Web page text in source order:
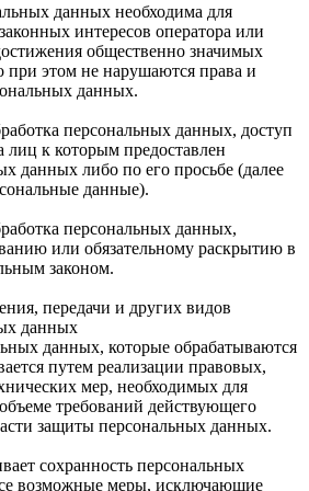
данных необходима для
интересов оператора или
общественно значимых
при этом не нарушаются права и
данных.
персональных данных, доступ
лиц к которым предоставлен
данных либо по его просьбе (далее
данные).
персональных данных,
или обязательному раскрытию в
законом.
передачи и других видов
данных
данных, которые обрабатываются
путем реализации правовых,
мер, необходимых для
требований действующего
защиты персональных данных.
сохранность персональных
возможные меры, исключающие